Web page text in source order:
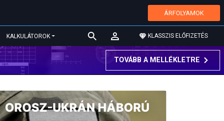
ÁRFOLYAMOK
KALKULÁTOROK KLASSZIS ELŐFIZETÉS
TOVÁBB A MELLÉKLETRE
OROSZ-UKRÁN HÁBORÚ